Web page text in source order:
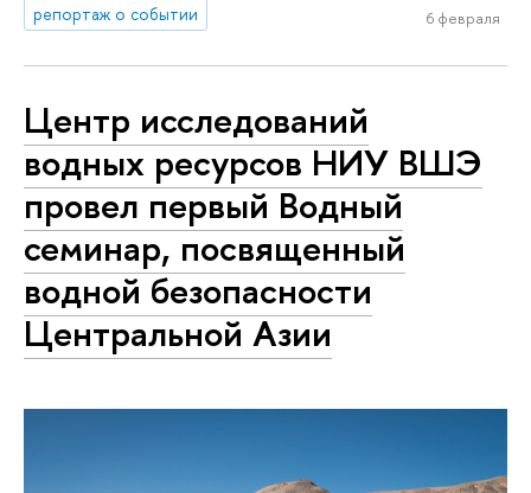
репортаж о событии
6 февраля
Центр исследований
водных ресурсов НИУ ВШЭ
провел первый Водный
семинар, посвященный
водной безопасности
Центральной Азии